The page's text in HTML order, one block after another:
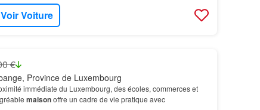
Voir Voiture
€
Province de Luxembourg
immédiate du Luxembourg, des écoles, commerces et
maisonoffre un cadre de vie pratique avec